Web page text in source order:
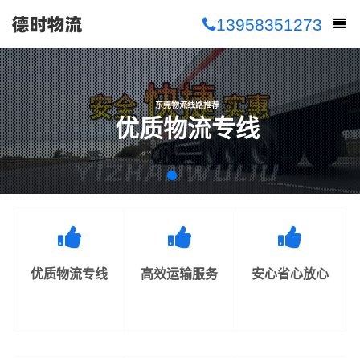
13958351273
东莞物流线路推荐
优质物流专线
优质物流专线 高效运输服务 安心省心放心